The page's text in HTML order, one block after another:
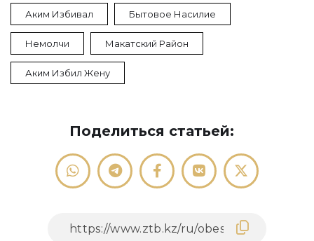
Аким Избивал Бытовое Насилие
Немолчи Макатский Район
Аким Избил Жену
Поделиться статьей: